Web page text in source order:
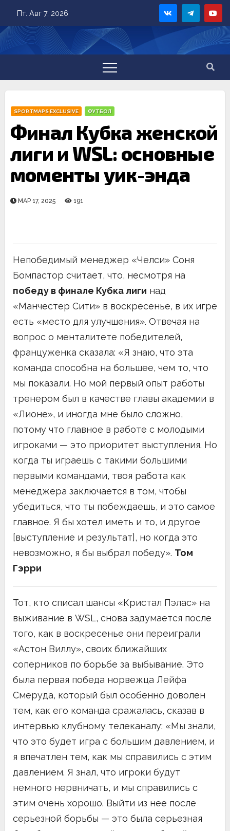
content
Пт. Авг 7, 2026
SPORTMAPS EXCLUSIVE ФУТБОЛ
Финал Кубка женской
лиги и WSL: основные
моменты уик-энда
МАР 17, 2025 191
Непобедимый менеджер «Челси» Соня
Бомпастор считает, что, несмотря на
победу в финале Кубка лиги над
«Манчестер Сити» в воскресенье, в их игре
есть «место для улучшения». Отвечая на
вопрос о менталитете победителей,
француженка сказала: «Я знаю, что эта
команда способна на большее, чем то, что
мы показали. Но мой первый опыт работы
тренером был в качестве главы академии в
«Лионе», и иногда мне было сложно,
потому что главное в работе с молодыми
игроками — это приоритет выступления. Но
когда ты играешь с такими большими
первыми командами, твоя работа как
менеджера заключается в том, чтобы
убедиться, что ты побеждаешь, и это самое
главное. Я бы хотел иметь и то, и другое
[выступление и результат], но когда это
невозможно, я бы выбрал победу». Том
Гэрри
Тот, кто списал шансы «Кристал Пэлас» на
выживание в WSL, снова задумается после
того, как в воскресенье они переиграли
«Астон Виллу», своих ближайших
соперников по борьбе за выбывание. Это
была первая победа норвежца Лейфа
Смеруда, который был особенно доволен
тем, как его команда сражалась, сказав в
интервью клубному телеканалу: «Мы знали,
что это будет игра с большим давлением, и
я впечатлен тем, как мы справились с этим
давлением. Я знал, что игроки будут
немного нервничать, и мы справились с
этим очень хорошо. Выйти из нее после
серьезной борьбы — это была серьезная